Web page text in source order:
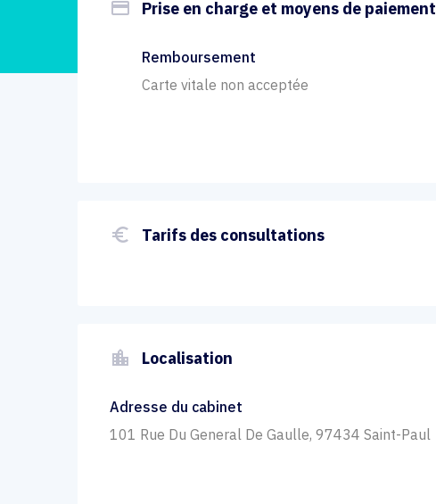
payment Prise en charge et moyens de paiement
Remboursement
Carte vitale non acceptée
euro_symbol Tarifs des consultations
location_city Localisation
Adresse du cabinet
101 Rue Du General De Gaulle, 97434 Saint-Paul